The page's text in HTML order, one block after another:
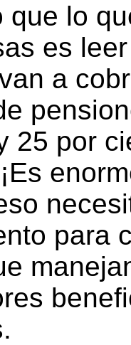
que lo
es
a
25 por
para